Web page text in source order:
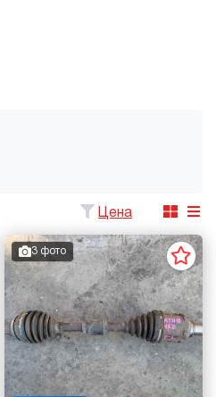
Цена
3 фото